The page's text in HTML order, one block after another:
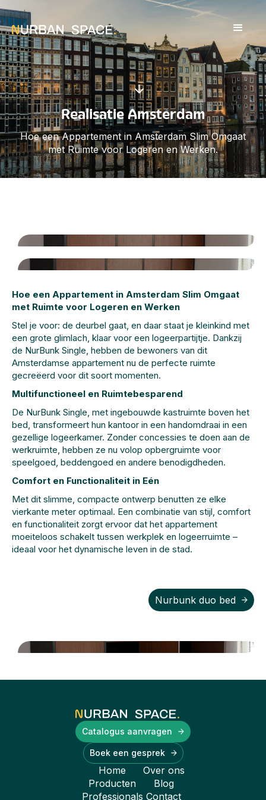
Realisatie Amsterdam
Hoe een Appartement in Amsterdam Slim Omgaat
met Ruimte voor Logeren en Werken.
Hoe een Appartement in Amsterdam Slim Omgaat
met Ruimte voor Logeren en Werken
Stel je voor: de deurbel gaat, en daar staat je kleinkind met
een grote glimlach, klaar voor een logeerpartijtje. Dankzij
de NurBunk Single, hebben de bewoners van dit
Amsterdamse appartement nu de perfecte ruimte
gecreëerd voor dit soort momenten.
Multifunctioneel en Ruimtebesparend
De NurBunk Single, met ingebouwde kastruimte boven het
bed, transformeert hun kantoor in een handomdraai in een
gezellige logeerkamer. Zonder concessies te doen aan de
werkruimte, hebben ze nu volop opbergruimte voor
speelgoed, beddengoed en andere benodigdheden.
Comfort en Functionaliteit in Eén
Met dit slimme, compacte ontwerp benutten ze elke
vierkante meter optimaal. Een combinatie van stijl, comfort
en functionaliteit zorgt ervoor dat het appartement
moeiteloos schakelt tussen werkplek en logeerruimte –
ideaal voor het dynamische leven in de stad.
Nurbunk duo bed
Catalogus aanvragen
Boek een gesprek
Home
Producten
Professionals
Over ons
Blog
Contact